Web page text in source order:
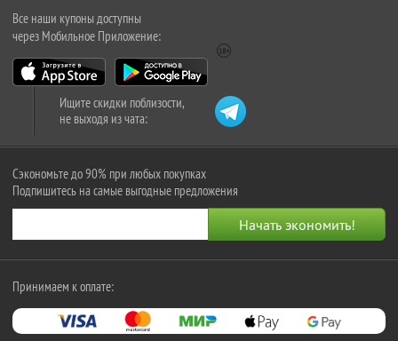
Все наши купоны доступны
через Мобильное Приложение:
Ищите скидки поблизости,
не выходя из чата:
Сэкономьте до 90% при любых покупках
Подпишитесь на самые выгодные предложения
Принимаем к оплате: